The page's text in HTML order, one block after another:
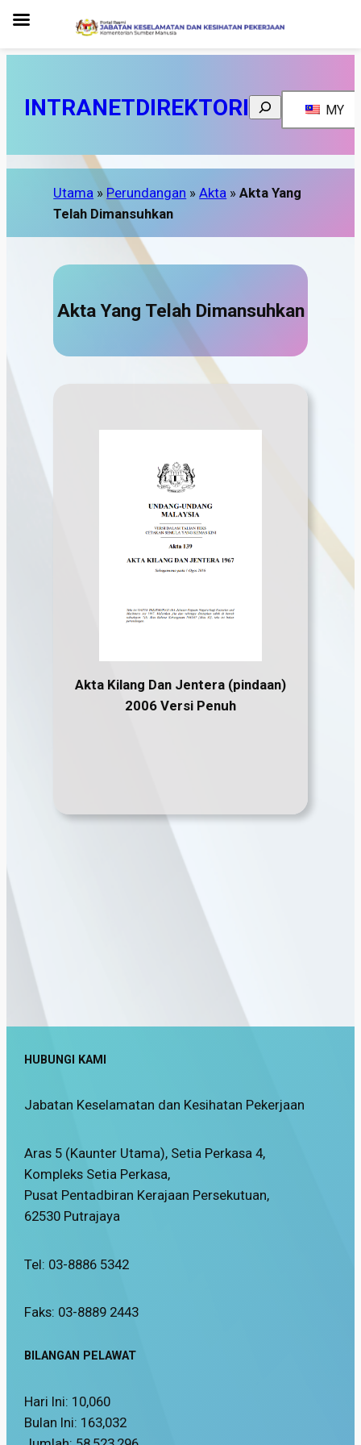
INTRANETDIREKTORI Search MY
Utama » Perundangan »Akta »Akta Yang
Telah Dimansuhkan
Akta Yang Telah Dimansuhkan
Akta Kilang Dan Jentera (pindaan)
2006 Versi Penuh
HUBUNGI KAMI
Jabatan Keselamatan dan Kesihatan Pekerjaan
Aras 5 (Kaunter Utama), Setia Perkasa 4,
Kompleks Setia Perkasa,
Pusat Pentadbiran Kerajaan Persekutuan,
62530 Putrajaya
Tel: 03-8886 5342
Faks: 03-8889 2443
BILANGAN PELAWAT
Hari Ini: 10,060
Bulan Ini: 163,032